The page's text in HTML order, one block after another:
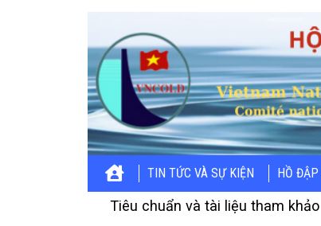
TIN TỨC VÀ SỰ KIỆN HỒ ĐẬP
Tiêu chuẩn và tài liệu tham khảo